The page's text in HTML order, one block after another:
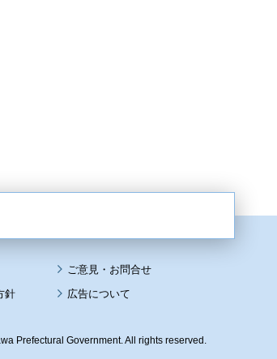
針 広告について
Prefectural Government. All rights reserved.